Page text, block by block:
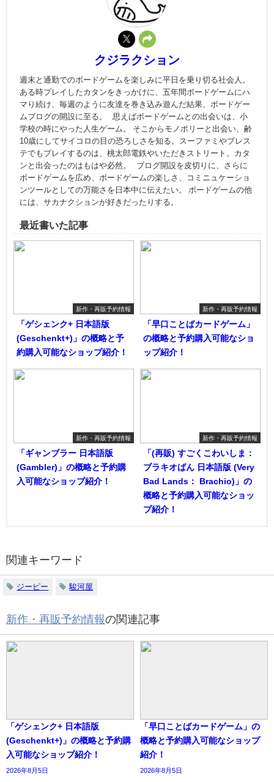
クジラクション
週末と通勤でのボードゲームを楽しみに平日を乗り切る社会人。
ある時プレイしたカタンをきっかけに、五年間ボードゲームにハ
マり続け、毎週のように友達を巻き込み遊んだ結果、ボードゲー
ムブログの開設に至る。 思えばボードゲームとの出会いは、小
学校の時にやった人生ゲーム。 そこからモノポリーと出会い、齢
10歳にしてサイコロの目の恐ろしさを知る。スーファミやプレス
テでもプレイするのは、桃太郎電鉄やいただきストリート。カタ
ンと出会ったのはもはや必然。 ブログ開設を皮切りに、さらに
ボードゲームを広め、ボードゲームの楽しさ、コミニュケーショ
ンツールとしての万能さを日本中に伝えたい。 ボードゲームの他
には、サカナクションが好きだったりする。
最近書いた記事
新作・再販予約情報
「ゲシェンク+ 日本語版
(Geschenkt+)」の概略と予
約購入可能なショップ紹介！
新作・再販予約情報
「早口ことばカードゲーム」
の概略と予約購入可能なショ
ップ紹介！
新作・再販予約情報
「ギャンブラー 日本語版
(Gambler)」の概略と予約購
入可能なショップ紹介！
新作・再販予約情報
「(再販) すごくこわいしま：
ブラキオばん 日本語版 (Very
Bad Lands： Brachio)」の
概略と予約購入可能なショッ
プ紹介！
関連キーワード
ジーピー 駿河屋
新作・再販予約情報の関連記事
「ゲシェンク+ 日本語版
(Geschenkt+)」の概略と予約購
入可能なショップ紹介！
2026年8月5日
「早口ことばカードゲーム」の
概略と予約購入可能なショップ
紹介！
2026年8月5日